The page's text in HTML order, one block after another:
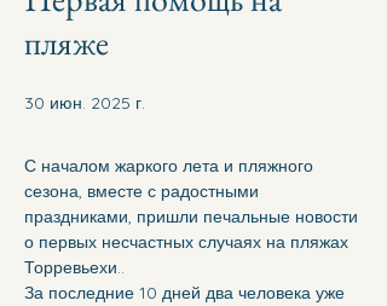
Главная
пляже
30 июн. 2025 г.
С началом жаркого лета и пляжного
сезона, вместе с радостными
праздниками, пришли печальные новости
о первых несчастных случаях на пляжах
Торревьехи..
За последние 10 дней два человека уже